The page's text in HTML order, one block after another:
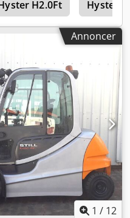
Teknisk tilstand: Meget
250-15
21x8-9
930Ah
PzS Crodpjzr Sryefx
Batteritilstand: 80 -
enhed tilbyder vi også
Vores udstyr er
i overensstemmelse
via e-mail eller telefon.
Vi køber
stablestapler, selvom du
Leasing og finansiering
efter aftale. Vi
detaljeret om vores
arbejdslygte foran,
joystick,
H2.0Ft Hyster
Annoncer
1 / 12